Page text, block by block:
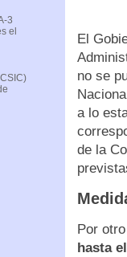
El
no se
a lo
de la
Por
hasta
3
el